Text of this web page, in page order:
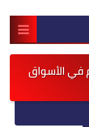
في الأسواق